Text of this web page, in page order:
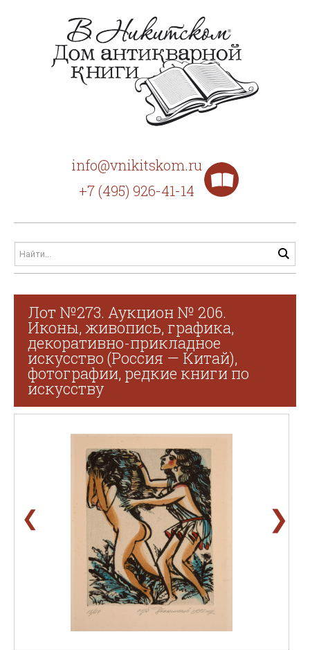
info@vnikitskom.ru
+7 (495) 926-41-14
Лот №273. Аукцион № 206.
Иконы, живопись, графика,
декоративно-прикладное
искусство (Россия — Китай),
фотографии, редкие книги по
искусству
❮ ❯